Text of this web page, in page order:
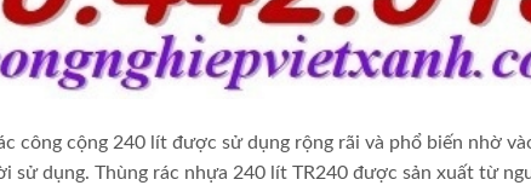
công cộng 240 lít được sử dụng rộng rãi và phổ biến nhờ
sử dụng. Thùng rác nhựa 240 lít TR240 được sản xuất từ